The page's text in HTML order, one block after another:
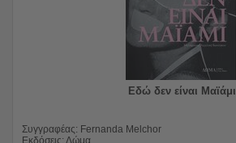
Εδώ δεν είναι Μαϊάμι
Συγγραφέας: Fernanda Melchor
Εκδόσεις: Δώμα